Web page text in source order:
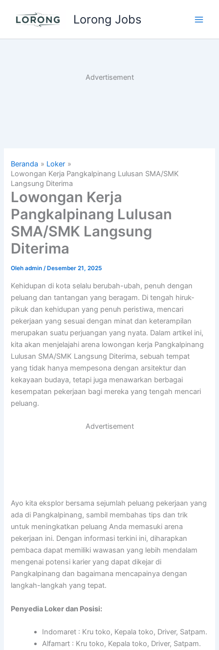
Lorong Jobs
Advertisement
Beranda
Loker
Lowongan Kerja Pangkalpinang Lulusan SMA/SMK
Langsung Diterima
Lowongan Kerja
Pangkalpinang Lulusan
SMA/SMK Langsung
Diterima
Olehadmin/ Desember 21, 2025
Kehidupan di kota selalu berubah-ubah, penuh dengan
peluang dan tantangan yang beragam. Di tengah hiruk-
pikuk dan kehidupan yang penuh peristiwa, mencari
pekerjaan yang sesuai dengan minat dan keterampilan
merupakan suatu perjuangan yang nyata. Dalam artikel ini,
kita akan menjelajahi arena lowongan kerja Pangkalpinang
Lulusan SMA/SMK Langsung Diterima, sebuah tempat
yang tidak hanya mempesona dengan arsitektur dan
kekayaan budaya, tetapi juga menawarkan berbagai
kesempatan pekerjaan bagi mereka yang tengah mencari
peluang.
Advertisement
Ayo kita eksplor bersama sejumlah peluang pekerjaan yang
ada di Pangkalpinang, sambil membahas tips dan trik
untuk meningkatkan peluang Anda memasuki arena
pekerjaan ini. Dengan informasi terkini ini, diharapkan
pembaca dapat memiliki wawasan yang lebih mendalam
mengenai potensi karier yang dapat dikejar di
Pangkalpinang dan bagaimana mencapainya dengan
langkah-langkah yang tepat.
Penyedia Loker dan Posisi:
Indomaret : Kru toko, Kepala toko, Driver, Satpam.
Alfamart : Kru toko, Kepala toko, Driver, Satpam.